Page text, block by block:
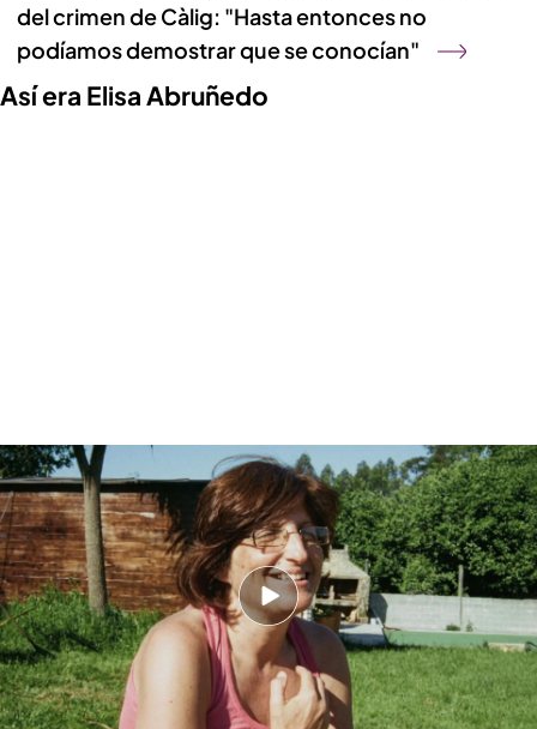
del crimen de Càlig: "Hasta entonces no
podíamos demostrar que se conocían"
Así era Elisa Abruñedo
Los agentes y vecinos de Lavandeira recuerdan cómo era Elisa Abruñedo:
"Es la mejor madre"
Si quieres saber más en profundidadcómo era la
víctimadel caso, losagentes, vecinosde
Lavandeira ehijosrecuerdan quién era Elisa
Abruñedo en esta entrega de 'En guardia'.
Las calamidades que persiguieron a la
familia de Elisa Abruñedo